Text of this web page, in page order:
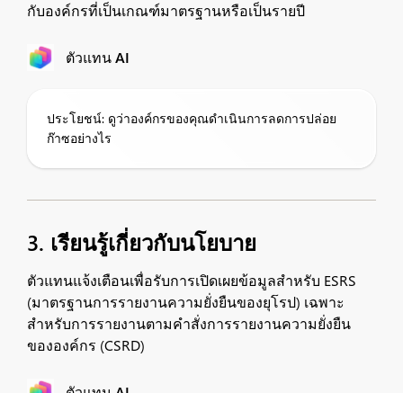
กับองค์กรที่เป็นเกณฑ์มาตรฐานหรือเป็นรายปี
ตัวแทน AI
ประโยชน์: ดูว่าองค์กรของคุณดำเนินการลดการปล่อย
ก๊าซอย่างไร
3. เรียนรู้เกี่ยวกับนโยบาย
ตัวแทนแจ้งเตือนเพื่อรับการเปิดเผยข้อมูลสำหรับ ESRS
(มาตรฐานการรายงานความยั่งยืนของยุโรป) เฉพาะ
สำหรับการรายงานตามคำสั่งการรายงานความยั่งยืน
ขององค์กร (CSRD)